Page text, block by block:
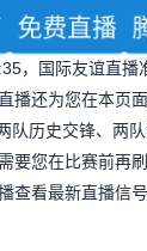
免费直播
，国际友谊直播
播还为您在本页
历史交锋、两队
要您在比赛前再
查看最新直播信号